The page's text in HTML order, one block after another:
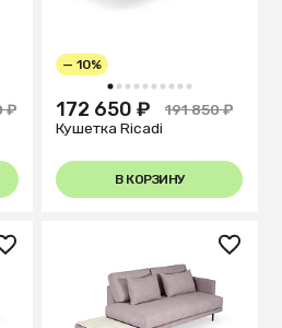
₽
1 2 3 4 5 6 7 8 9 10
— 10%
172 650 ₽
191 850 ₽
Кушетка Ricadi
В КОРЗИНУ